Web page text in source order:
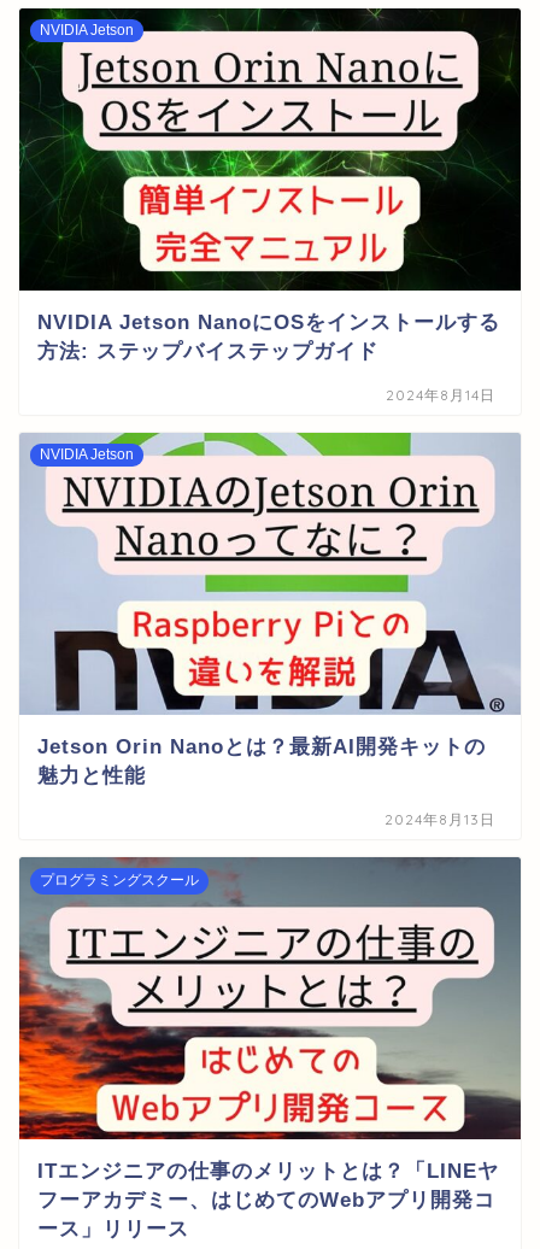
NVIDIA Jetson
NVIDIA Jetson NanoにOSをインストールする
方法: ステップバイステップガイド
2024年8月14日
NVIDIA Jetson
Jetson Orin Nanoとは？最新AI開発キットの
魅力と性能
2024年8月13日
プログラミングスクール
ITエンジニアの仕事のメリットとは？「LINEヤ
フーアカデミー、はじめてのWebアプリ開発コ
ース」リリース